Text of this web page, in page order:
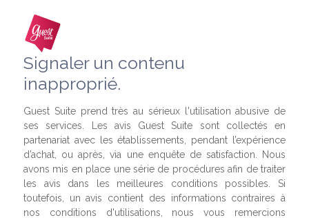
Signaler un contenu
inapproprié.
Guest Suite prend très au sérieux l'utilisation abusive de
ses services. Les avis Guest Suite sont collectés en
partenariat avec les établissements, pendant l’expérience
d’achat, ou après, via une enquête de satisfaction. Nous
avons mis en place une série de procédures afin de traiter
les avis dans les meilleures conditions possibles. Si
toutefois, un avis contient des informations contraires à
nos conditions d'utilisations, nous vous remercions